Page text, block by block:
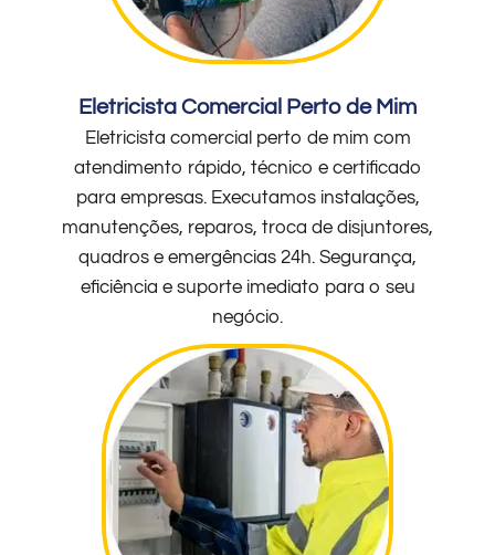
Eletricista Comercial Perto de Mim
Eletricista comercial perto de mim com
atendimento rápido, técnico e certificado
para empresas. Executamos instalações,
manutenções, reparos, troca de disjuntores,
quadros e emergências 24h. Segurança,
eficiência e suporte imediato para o seu
negócio.